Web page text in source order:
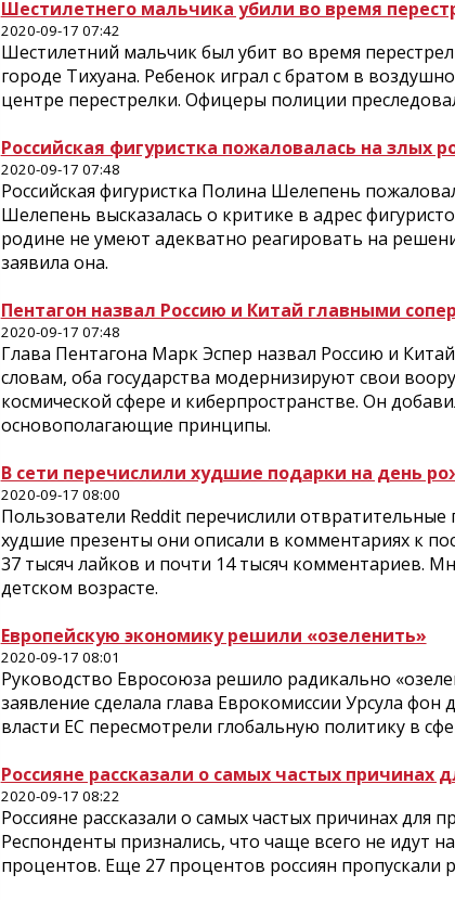
Шестилетнего мальчика убили во время
2020-09-17 07:42
Шестилетний мальчик был убит во время
городе Тихуана. Ребенок играл с братом в
центре перестрелки. Офицеры полиции
Российская фигуристка пожаловалась на злых
2020-09-17 07:48
Российская фигуристка Полина Шелепень
Шелепень высказалась о критике в адрес
родине не умеют адекватно реагировать на
заявила она.
Пентагон назвал Россию и Китай главными
2020-09-17 07:48
Глава Пентагона Марк Эспер назвал Россию и
словам, оба государства модернизируют свои
космической сфере и киберпространстве. Он
основополагающие принципы.
В сети перечислили худшие подарки на день
2020-09-17 08:00
Пользователи Reddit перечислили
худшие презенты они описали в комментариях к
37 тысяч лайков и почти 14 тысяч комментариев.
детском возрасте.
Европейскую экономику решили «озеленить»
2020-09-17 08:01
Руководство Евросоюза решило радикально
заявление сделала глава Еврокомиссии Урсула
власти ЕС пересмотрели глобальную политику в
Россияне рассказали о самых частых причинах
2020-09-17 08:22
Россияне рассказали о самых частых причинах для
Респонденты признались, что чаще всего не идут
процентов. Еще 27 процентов россиян пропускали